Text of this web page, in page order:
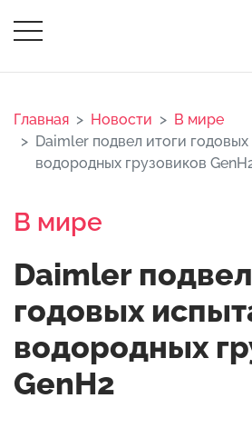
Главная Новости
В мире
Daimler подвел итоги
водородных грузовиков
В мире
Daimler
годовых
водородных
GenH2